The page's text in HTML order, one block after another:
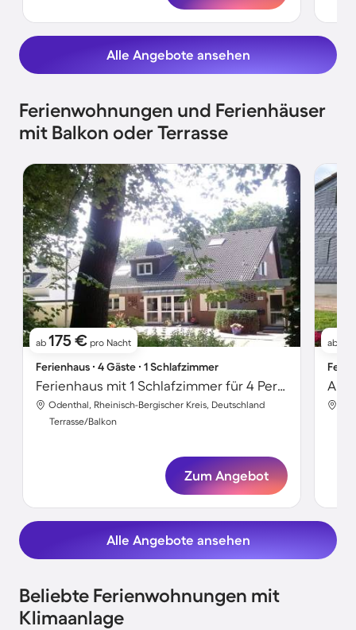
Alle Angebote ansehen
Ferienwohnungen und Ferienhäuser
mit Balkon oder Terrasse
ab 175 € pro Nacht
Ferienhaus ∙ 4 Gäste ∙ 1 Schlafzimmer
Ferienhaus mit 1 Schlafzimmer für 4 Personen
Odenthal, Rheinisch-Bergischer Kreis, Deutschland
Terrasse/Balkon
Zum Angebot
ab
Alle Angebote ansehen
Beliebte Ferienwohnungen mit
Klimaanlage